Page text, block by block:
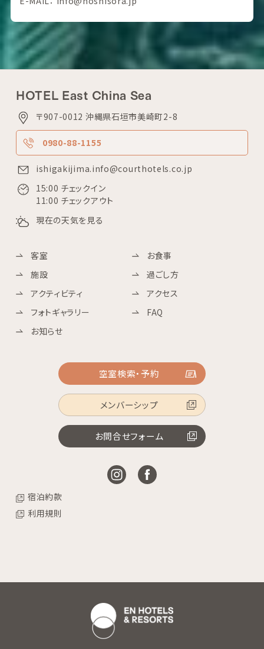
HOTEL East China Sea
〒907-0012 沖縄県石垣市美崎町2-8
0980-88-1155
ishigakijima.info@courthotels.co.jp
15:00 チェックイン
11:00 チェックアウト
現在の天気を見る
客室
お食事
施設
過ごし方
アクティビティ
アクセス
フォトギャラリー
FAQ
お知らせ
空室検索・予約
メンバーシップ
お問合せフォーム
宿泊約款
利用規則